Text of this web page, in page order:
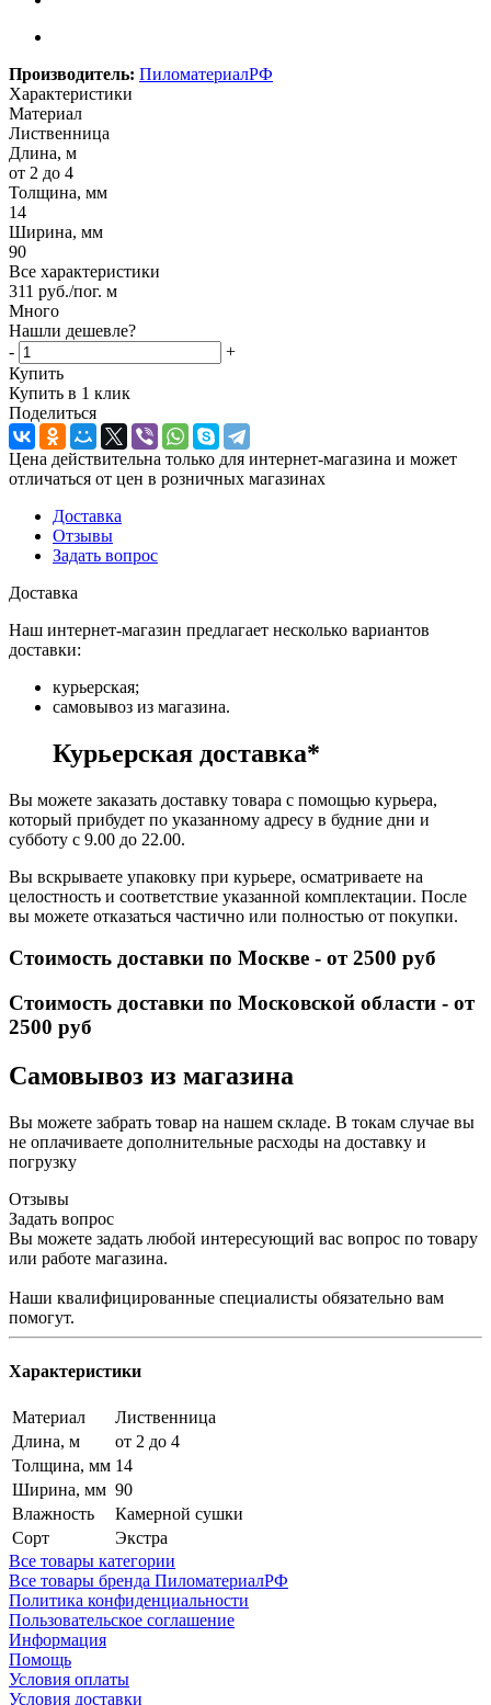
Производитель: ПиломатериалРФ
Характеристики
Материал
Лиственница
Длина, м
от 2 до 4
Толщина, мм
14
Ширина, мм
90
Все характеристики
311 руб./пог. м
Много
Нашли дешевле?
-
+
Купить
Купить в 1 клик
Поделиться
Цена действительна только для интернет-магазина и может
отличаться от цен в розничных магазинах
Доставка
Отзывы
Задать вопрос
Доставка
Наш интернет-магазин предлагает несколько вариантов
доставки:
курьерская;
самовывоз из магазина.
Курьерская доставка*
Вы можете заказать доставку товара с помощью курьера,
который прибудет по указанному адресу в будние дни и
субботу с 9.00 до 22.00.
Вы вскрываете упаковку при курьере, осматриваете на
целостность и соответствие указанной комплектации. После
вы можете отказаться частично или полностью от покупки.
Стоимость доставки по Москве - от 2500 руб
Стоимость доставки по Московской области - от
2500 руб
Самовывоз из магазина
Вы можете забрать товар на нашем складе. В токам случае вы
не оплачиваете дополнительные расходы на доставку и
погрузку
Отзывы
Задать вопрос
Вы можете задать любой интересующий вас вопрос по товару
или работе магазина.
Наши квалифицированные специалисты обязательно вам
помогут.
Характеристики
Материал
Лиственница
Длина, м
от 2 до 4
Толщина, мм 14
Ширина, мм 90
Влажность
Камерной сушки
Сорт
Экстра
Все товары категории
Все товары бренда ПиломатериалРФ
Политика конфиденциальности
Пользовательское соглашение
Информация
Помощь
Условия оплаты
Условия доставки